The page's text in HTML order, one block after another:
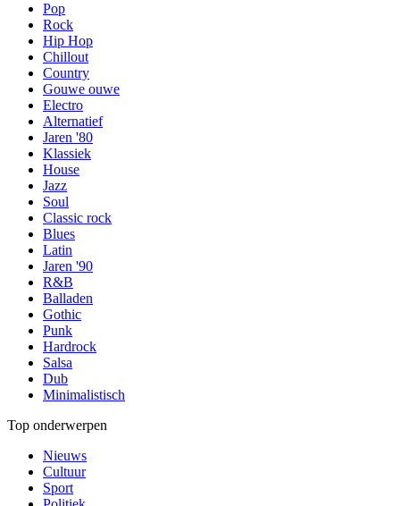
Pop
Rock
Hip Hop
Chillout
Country
Gouwe ouwe
Electro
Alternatief
Jaren '80
Klassiek
House
Jazz
Soul
Classic rock
Blues
Latin
Jaren '90
R&B
Balladen
Gothic
Punk
Hardrock
Salsa
Dub
Minimalistisch
Top onderwerpen
Nieuws
Cultuur
Sport